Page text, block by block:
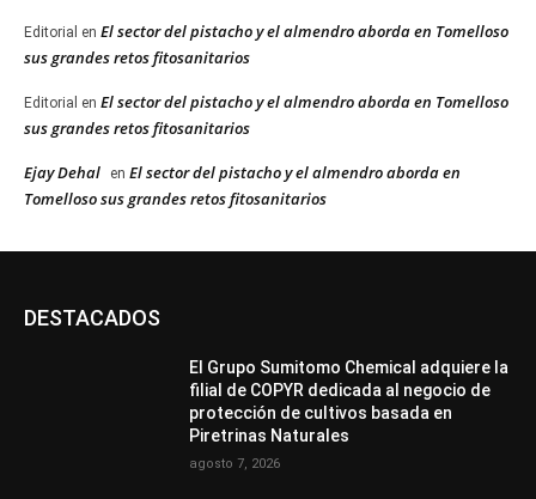
Editorial en El sector del pistacho y el almendro aborda en Tomelloso
sus grandes retos fitosanitarios
Editorial en El sector del pistacho y el almendro aborda en Tomelloso
sus grandes retos fitosanitarios
Ejay Dehal en El sector del pistacho y el almendro aborda en
Tomelloso sus grandes retos fitosanitarios
DESTACADOS
El Grupo Sumitomo Chemical adquiere la
filial de COPYR dedicada al negocio de
protección de cultivos basada en
Piretrinas Naturales
agosto 7, 2026